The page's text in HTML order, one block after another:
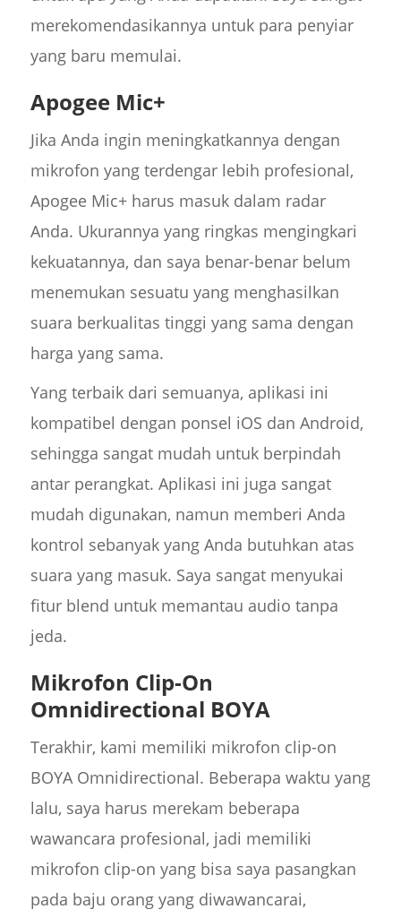
merekomendasikannya untuk para penyiar
yang baru memulai.
Apogee Mic+
Jika Anda ingin meningkatkannya dengan
mikrofon yang terdengar lebih profesional,
Apogee Mic+ harus masuk dalam radar
Anda. Ukurannya yang ringkas mengingkari
kekuatannya, dan saya benar-benar belum
menemukan sesuatu yang menghasilkan
suara berkualitas tinggi yang sama dengan
harga yang sama.
Yang terbaik dari semuanya, aplikasi ini
kompatibel dengan ponsel iOS dan Android,
sehingga sangat mudah untuk berpindah
antar perangkat. Aplikasi ini juga sangat
mudah digunakan, namun memberi Anda
kontrol sebanyak yang Anda butuhkan atas
suara yang masuk. Saya sangat menyukai
fitur blend untuk memantau audio tanpa
jeda.
Mikrofon Clip-On
Omnidirectional BOYA
Terakhir, kami memiliki mikrofon clip-on
BOYA Omnidirectional. Beberapa waktu yang
lalu, saya harus merekam beberapa
wawancara profesional, jadi memiliki
mikrofon clip-on yang bisa saya pasangkan
pada baju orang yang diwawancarai,